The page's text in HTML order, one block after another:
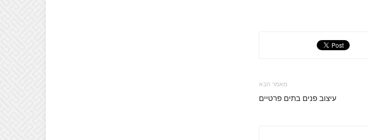
מאמר הבא
עיצוב פנים בתים פרטיים